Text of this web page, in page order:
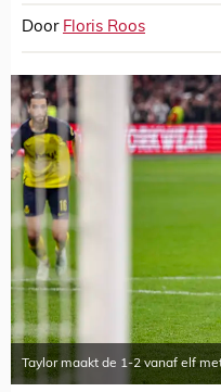
Door Floris Roos
Taylor maakt de 1-2 vanaf elf